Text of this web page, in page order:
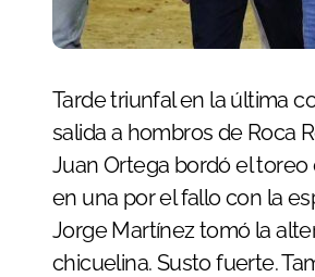
Tarde triunfal en la última corrida del abono de la Feria de la Virgen del Mar de Almería con la
salida a hombros de Roca
Juan Ortega bordó el
en una por el fallo con la
Jorge Martínez tomó la
chicuelina. Susto fuerte.